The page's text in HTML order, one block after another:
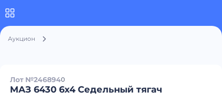
Аукцион
Лот №2468940
МАЗ 6430 6x4 Седельный тягач